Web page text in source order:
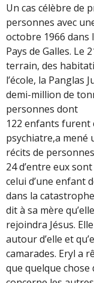
Un cas célèbre de
personnes avec
octobre 1966 dans
Pays de Galles. Le
terrain, des
l’école, la Panglas
demi-million de
personnes dont
122 enfants furent
psychiatre,a mené
récits de
24 d’entre eux
celui d’une enfant
dans la
dit à sa mère
rejoindra Jésus.
autour d’elle et
camarades. Eryl a
que quelque chose